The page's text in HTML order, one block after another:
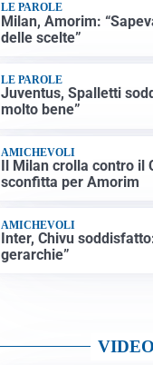
LE PAROLE
Milan, Amorim:
delle scelte”
LE PAROLE
Juventus, Spalletti
molto bene”
AMICHEVOLI
Il Milan crolla contro il
sconfitta per Amorim
AMICHEVOLI
Inter, Chivu
gerarchie”